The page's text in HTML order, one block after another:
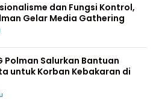
dan Fungsi Kontrol,
Gelar Media Gathering
Polman Salurkan Bantuan
untuk Korban Kebakaran di